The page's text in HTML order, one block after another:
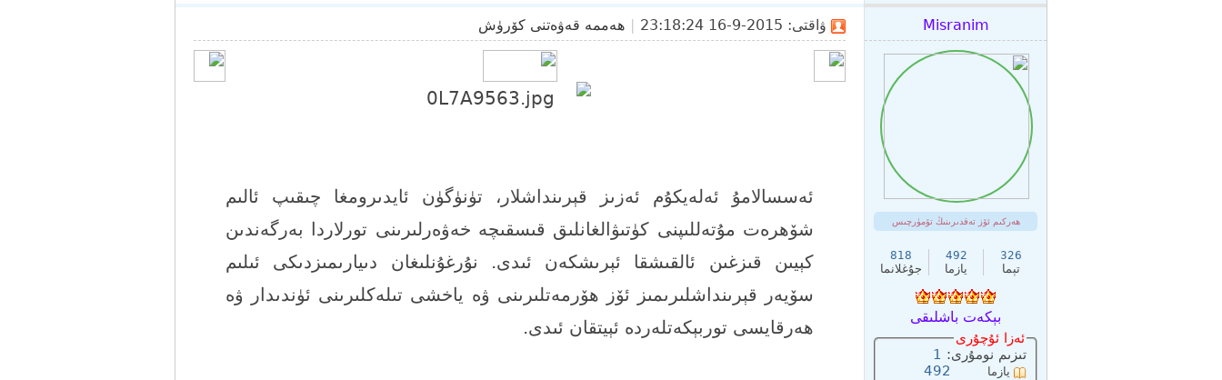
مۇنبىرى
Misranim
ھەركىم ئۆز تەقدىرىنىڭ تۆمۈرچىس
326
تېما
492
يازما
818
جۇغلانما
بېكەت باشلىقى
ئەزا ئۇچۇرى
تىزىم نومۇرى: 1
يازما
492
ۋاقتى: 2015-9-16 23:18:24 | ھەممە قەۋەتنى كۆرۈش
ئەسسالامۇ ئەلەيكۇم ئەزىز قېرىنداشلار، تۈنۈگۈن ئايدىرومغا چىقىپ ئالىم
شۆھرەت مۇتەللىپنى كۈتىۋالغانلىق قىسقىچە خەۋەرلىرىنى تورلاردا بەرگەندىن
كېيىن قىزغىن ئالقىشقا ئېرىشكەن ئىدى. نۇرغۇنلىغان دىيارىمىزدىكى ئىلىم
سۆيەر قېرىنداشلىرىمىز ئۆز ھۆرمەتلىرىنى ۋە ياخشى تىلەكلىرىنى ئۈندىدار ۋە
ھەرقايسى توربېكەتلەردە ئېيتقان ئىدى.